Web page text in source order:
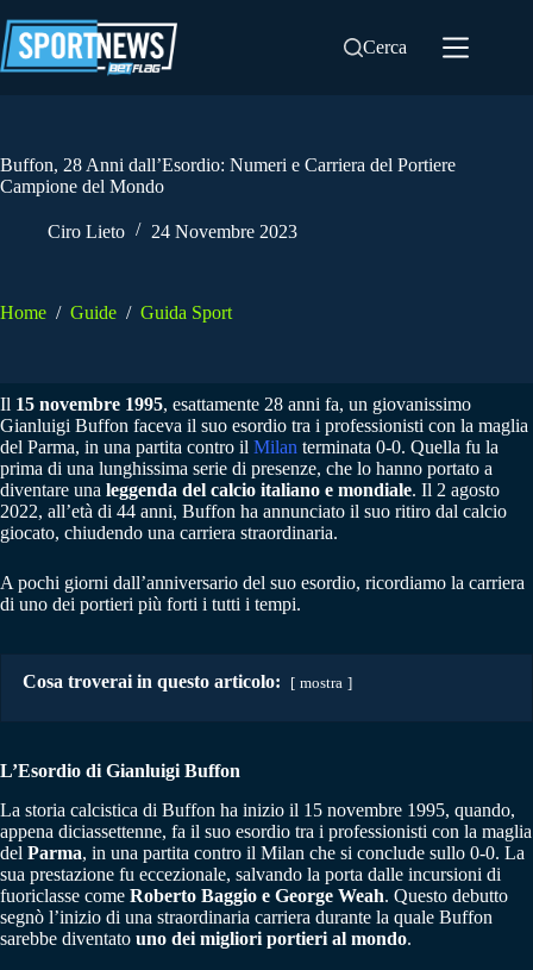
al
contenuto
Cerca
Buffon, 28 Anni dall’Esordio: Numeri e Carriera del Portiere
Campione del Mondo
Ciro Lieto 24 Novembre 2023
Home / Guide / Guida Sport
Il 15 novembre 1995, esattamente 28 anni fa, un giovanissimo
Gianluigi Buffon faceva il suo esordio tra i professionisti con la maglia
del Parma, in una partita contro il Milan terminata 0-0. Quella fu la
prima di una lunghissima serie di presenze, che lo hanno portato a
diventare una leggenda del calcio italiano e mondiale. Il 2 agosto
2022, all’età di 44 anni, Buffon ha annunciato il suo ritiro dal calcio
giocato, chiudendo una carriera straordinaria.
A pochi giorni dall’anniversario del suo esordio, ricordiamo la carriera
di uno dei portieri più forti i tutti i tempi.
Cosa troverai in questo articolo: mostra
L’Esordio di Gianluigi Buffon
La storia calcistica di Buffon ha inizio il 15 novembre 1995, quando,
appena diciassettenne, fa il suo esordio tra i professionisti con la maglia
del Parma, in una partita contro il Milan che si conclude sullo 0-0. La
sua prestazione fu eccezionale, salvando la porta dalle incursioni di
fuoriclasse come Roberto Baggio e George Weah. Questo debutto
segnò l’inizio di una straordinaria carriera durante la quale Buffon
sarebbe diventato uno dei migliori portieri al mondo.